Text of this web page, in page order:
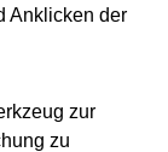
Anklicken der
zur
zu